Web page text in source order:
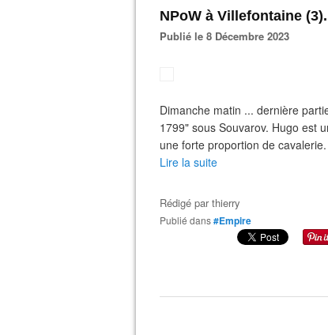
NPoW à Villefontaine (3).
Publié le 8 Décembre 2023
Dimanche matin ... dernière
1799" sous Souvarov. Hugo est
une forte proportion de
Lire la suite
Rédigé parthierry
Publié dans#Empire